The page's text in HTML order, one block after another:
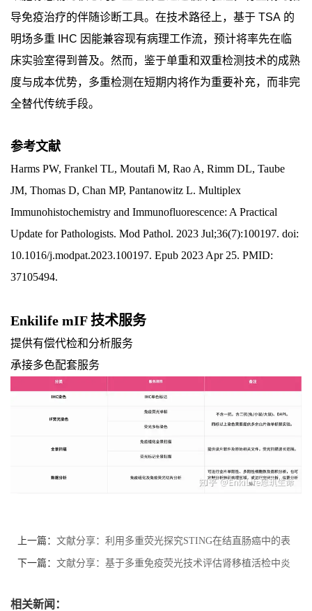
导免疫治疗的伴随诊断工具。在技术路径上，基于 TSA 的
明场多重 IHC 因能兼容现有病理工作流，预计将率先在临
床实验室得到普及。然而，鉴于单重和双重检测技术的成熟
度与成本优势，多重检测在短期内将作为重要补充，而非完
全替代传统手段。
参考文献
Harms PW, Frankel TL, Moutafi M, Rao A, Rimm DL, Taube
JM, Thomas D, Chan MP, Pantanowitz L. Multiplex
Immunohistochemistry and Immunofluorescence: A Practical
Update for Pathologists. Mod Pathol. 2023 Jul;36(7):100197. doi:
10.1016/j.modpat.2023.100197. Epub 2023 Apr 25. PMID:
37105494.
Enkilife mIF 技术服务
提供有偿代检和分析服务
承接多色配套服务
上一篇： 文献分享：利用多重荧光探究STING在结直肠癌中的表
达特征
下一篇： 文献分享：基于多重免疫荧光技术评估肾移植活检中炎
相关新闻：